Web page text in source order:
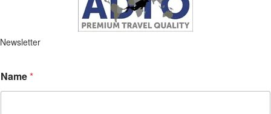
Newsletter
Name*